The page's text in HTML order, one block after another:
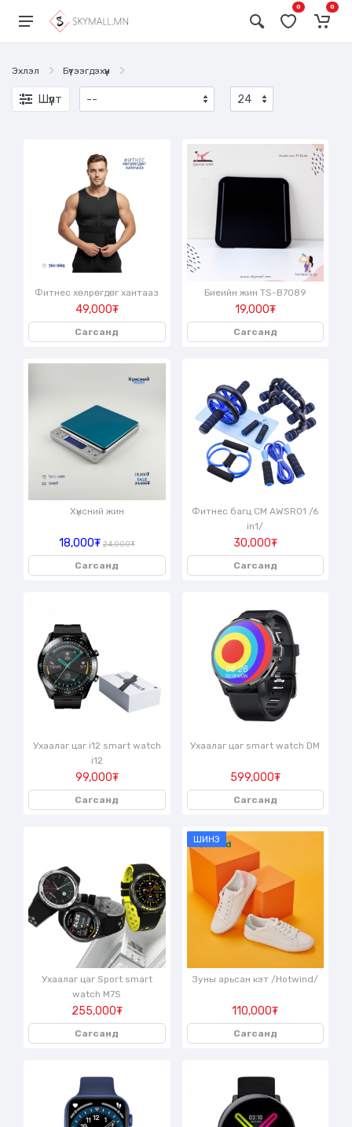
0 0
Эхлэл Бүтээгдэхүүн
Шүүлт
Фитнес хөлрөгдөг хантааз
49,000₮
Сагсанд
Биеийн жин TS-B7089
19,000₮
Сагсанд
Хүнсний жин
18,000₮ 24,000₮
Сагсанд
Фитнес багц CM AWSR01 /6
in1/
30,000₮
Сагсанд
Ухаалаг цаг i12 smart watch
i12
99,000₮
Сагсанд
Ухаалаг цаг smart watch DM
599,000₮
Сагсанд
Ухаалаг цаг Sport smart
watch M7S
255,000₮
Сагсанд
ШИНЭ
Зуны арьсан кэт /Hotwind/
110,000₮
Сагсанд